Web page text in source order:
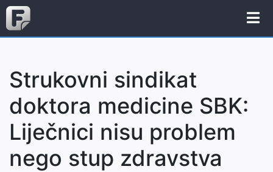
Strukovni sindikat
doktora medicine SBK:
Liječnici nisu problem
nego stup zdravstva